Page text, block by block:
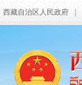
西藏自治区人民政府